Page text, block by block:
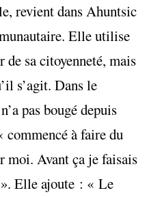
revient dans Ahuntsic
Elle utilise
sa citoyenneté, mais
s’agit. Dans le
pas bougé depuis
à faire du
moi. Avant ça je faisais
Elle ajoute : « Le